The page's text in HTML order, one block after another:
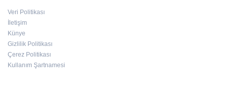
Veri Politikası
İletişim
Künye
Gizlilik Politikası
Çerez Politikası
Kullanım Şartnamesi